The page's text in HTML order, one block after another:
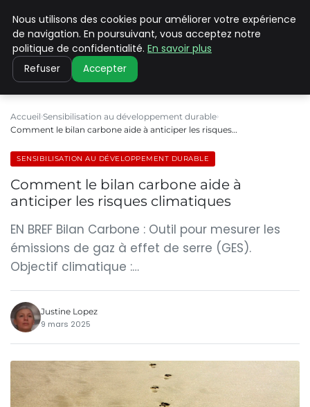
CLIMATE C ADVANCED
Accueil Sensibilisation au développement durable
Comment le bilan carbone aide à anticiper les risques…
SENSIBILISATION AU DÉVELOPPEMENT DURABLE
Comment le bilan carbone aide à
anticiper les risques climatiques
EN BREF Bilan Carbone : Outil pour mesurer les
émissions de gaz à effet de serre (GES).
Objectif climatique :…
Justine Lopez
9 mars 2025
Nous utilisons des cookies pour améliorer votre expérience
de navigation. En poursuivant, vous acceptez notre
politique de confidentialité. En savoir plus
Refuser Accepter